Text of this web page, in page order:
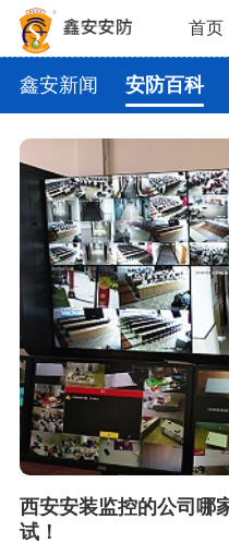
首页
鑫安新闻 安防百科
西安安装监控的公司哪
试！